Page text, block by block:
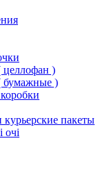
целлофан )
бумажные )
курьерские пакеты
очі